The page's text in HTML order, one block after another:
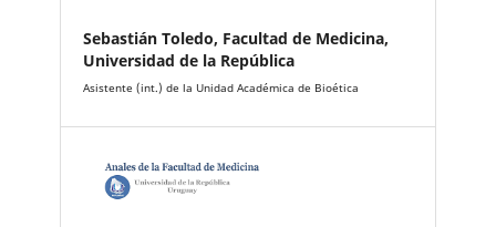
Sebastián Toledo, Facultad de Medicina,
Universidad de la República
Asistente (int.) de la Unidad Académica de Bioética